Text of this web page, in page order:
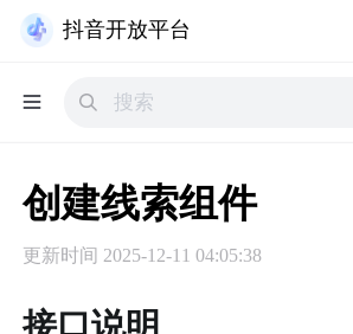
抖音开放平台
创建线索组件
更新时间 2025-12-11 04:05:38
接口说明